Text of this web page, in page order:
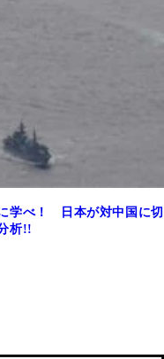
学べ！ 日本が対中国に切
析!!